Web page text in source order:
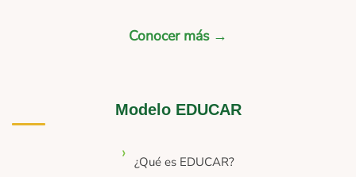
Conocer más →
Modelo EDUCAR
¿Qué es EDUCAR?